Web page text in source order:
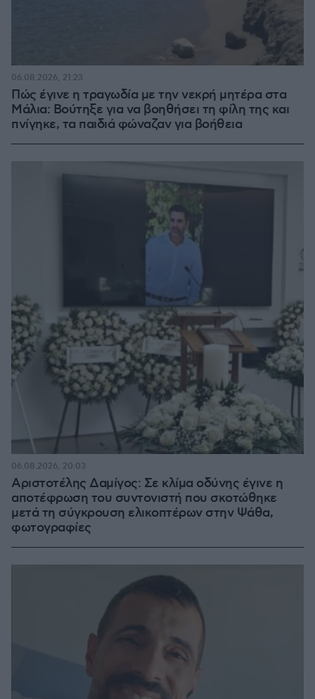
Πώς έγινε η τραγωδία με την νεκρή μητέρα στα
Μάλια: Βούτηξε για να βοηθήσει τη φίλη της και
πνίγηκε, τα παιδιά φώναζαν για βοήθεια
06.08.2026, 21:23
Αριστοτέλης Δαμίγος: Σε κλίμα οδύνης έγινε η
αποτέφρωση του συντονιστή που σκοτώθηκε
μετά τη σύγκρουση ελικοπτέρων στην Ψάθα,
φωτογραφίες
06.08.2026, 20:03